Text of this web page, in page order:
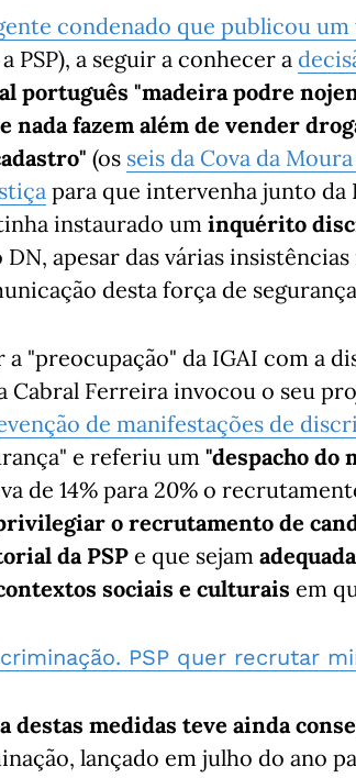
condenado que publicou
PSP), a seguir a conhecer a
português "madeira podre
nada fazem além de vender
(os seis da Cova da
para que intervenha junto da
instaurado um inquérito
apesar das várias
desta força de
a "preocupação" da IGAI com a
Cabral Ferreira invocou o seu
de manifestações de
e referiu um"despacho
de 14% para 20% o
o recrutamento de
da PSP e que sejam
sociais e culturais em
PSP quer recrutar
destas medidas teve ainda
lançado em julho do ano